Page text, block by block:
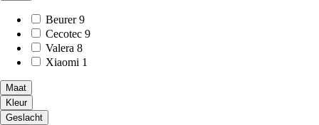
Beurer 9
Cecotec 9
Valera 8
Xiaomi 1
Maat
Kleur
Geslacht